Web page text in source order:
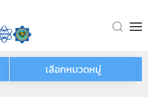
เลือกหมวดหมู่